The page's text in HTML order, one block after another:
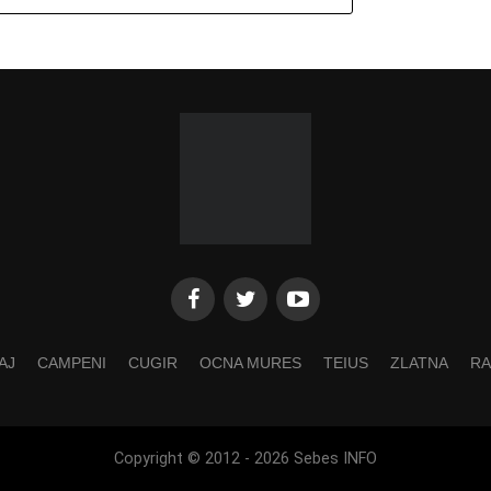
CAMPENI CUGIR OCNA MURES TEIUS ZLATNA
Copyright © 2012 - 2026 Sebes INFO